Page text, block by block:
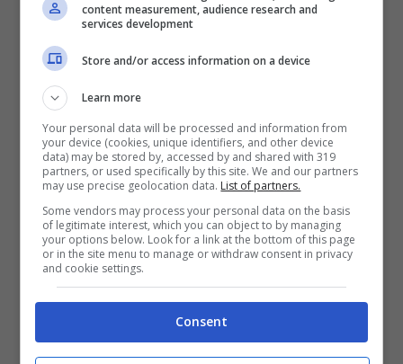
accessibile a una fascia di popolazione
più ampia possibile.Il progetto fu dunque
sviluppato all’insegna della semplicità
costruttiva, con soluzioni tecniche pensate
per ridurre componenti, peso e quindi
costi.
Proprio il concetto di microcar che
vuole portare avanti la casa torinese.
content measurement, audience research and
services development
Store and/or access information on a device
Learn more
Your personal data will be processed and information from
your device (cookies, unique identifiers, and other device
data) may be stored by, accessed by and shared with 319
partners, or used specifically by this site. We and our partners
may use precise geolocation data. List of partners.
Some vendors may process your personal data on the basis
of legitimate interest, which you can object to by managing
your options below. Look for a link at the bottom of this page
or in the site menu to manage or withdraw consent in privacy
and cookie settings.
Consent